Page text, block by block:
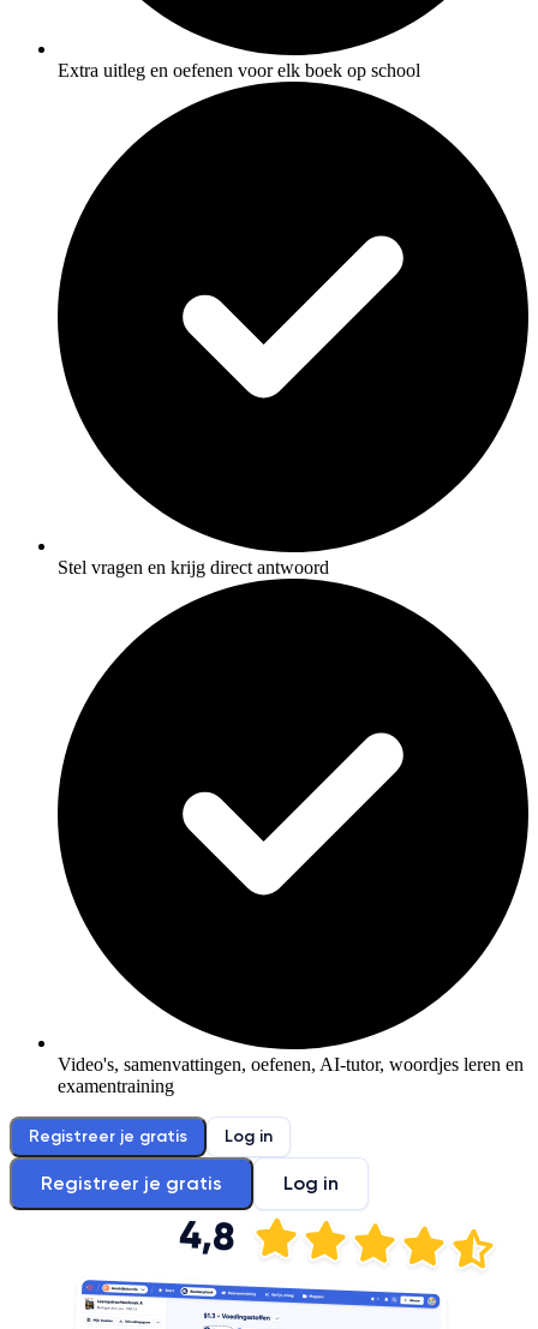
Extra uitleg en oefenen voor elk boek op school
Stel vragen en krijg direct antwoord
Video's, samenvattingen, oefenen, AI-tutor, woordjes leren en
examentraining
Registreer je gratis Log in
Registreer je gratis Log in